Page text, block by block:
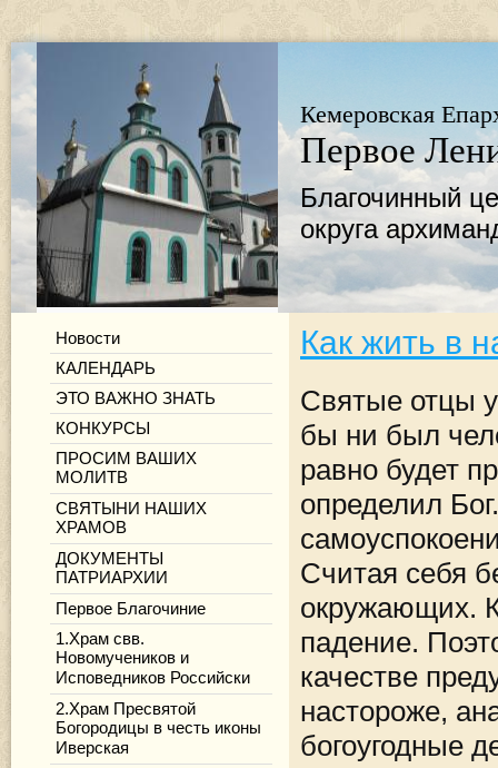
Кемеровская
Первое
Благочинный
округа
Новости
КАЛЕНДАРЬ
ЭТО ВАЖНО ЗНАТЬ
КОНКУРСЫ
ПРОСИМ ВАШИХ
МОЛИТВ
СВЯТЫНИ НАШИХ
ХРАМОВ
ДОКУМЕНТЫ
ПАТРИАРХИИ
Первое Благочиние
1.Храм свв.
Новомучеников и
Исповедников Российски
2.Храм Пресвятой
Богородицы в честь иконы
Иверская
Как жить в
Святые отцы
бы ни был
равно будет
определил
Считая себя
окружающих.
падение.
качестве
настороже,
богоугодные